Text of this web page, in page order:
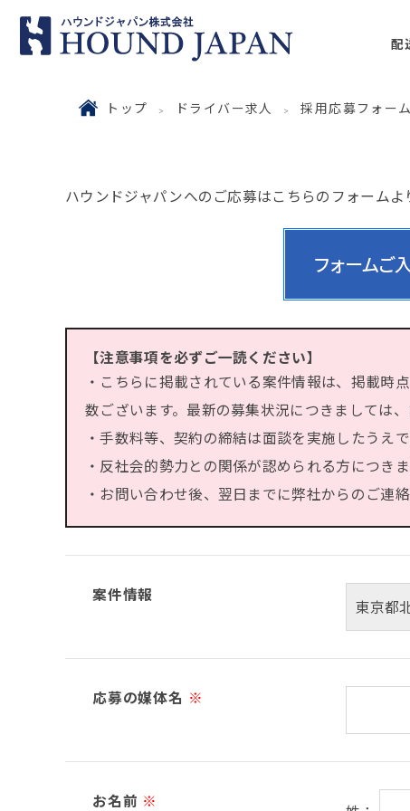
配
トップ ドライバー求人 採用応募フォーム
ハウンドジャパンへのご応募はこちらのフォーム
【注意事項を必ずご一読ください】
・こちらに掲載されている案件情報は、掲載時
数ございます。最新の募集状況につきましては
・手数料等、契約の締結は面談を実施したうえ
・反社会的勢力との関係が認められる方につき
・お問い合わせ後、翌日までに弊社からのご
案件情報
応募の媒体名 ※
お名前 ※